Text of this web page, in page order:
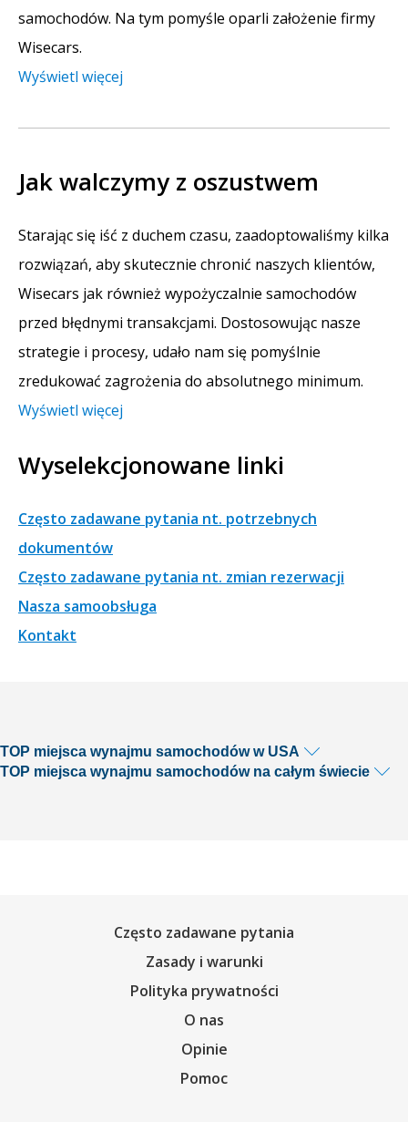
samochodów. Na tym pomyśle oparli założenie firmy
Wisecars.
Wyświetl więcej
Jak walczymy z oszustwem
Starając się iść z duchem czasu, zaadoptowaliśmy kilka
rozwiązań, aby skutecznie chronić naszych klientów,
Wisecars jak również wypożyczalnie samochodów
przed błędnymi transakcjami. Dostosowując nasze
strategie i procesy, udało nam się pomyślnie
zredukować zagrożenia do absolutnego minimum.
Wyświetl więcej
Wyselekcjonowane linki
Często zadawane pytania nt. potrzebnych
dokumentów
Często zadawane pytania nt. zmian rezerwacji
Nasza samoobsługa
Kontakt
TOP miejsca wynajmu samochodów w USA
TOP miejsca wynajmu samochodów na całym świecie
Często zadawane pytania
Zasady i warunki
Polityka prywatności
O nas
Opinie
Pomoc